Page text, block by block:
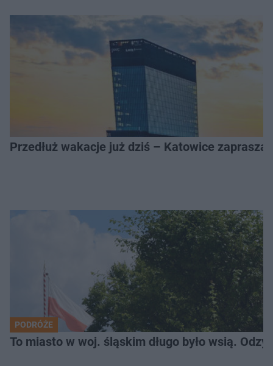
Przedłuż wakacje już dziś – Katowice
PODRÓŻE
To miasto w woj. śląskim długo było wsią.